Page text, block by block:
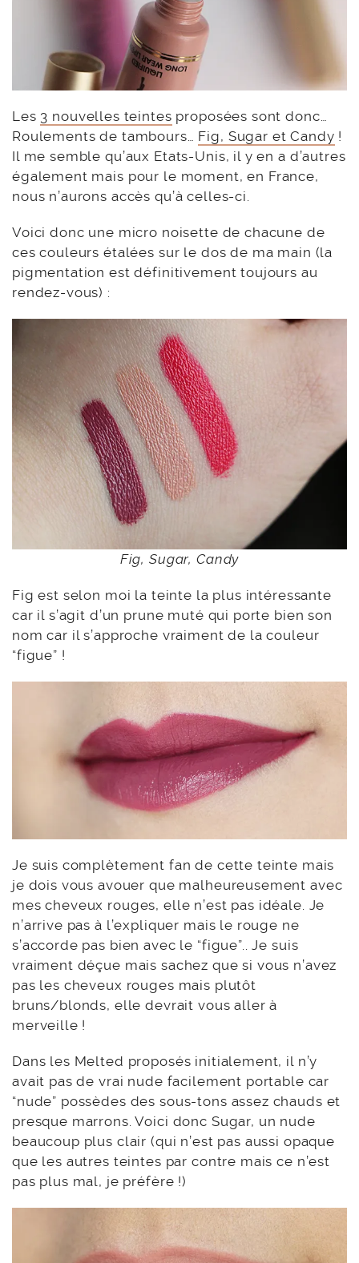
Les 3 nouvelles teintes proposées sont donc…
Roulements de tambours… Fig, Sugar et Candy !
Il me semble qu’aux Etats-Unis, il y en a d’autres
également mais pour le moment, en France,
nous n’aurons accès qu’à celles-ci.
Voici donc une micro noisette de chacune de
ces couleurs étalées sur le dos de ma main (la
pigmentation est définitivement toujours au
rendez-vous) :
Fig, Sugar, Candy
Fig est selon moi la teinte la plus intéressante
car il s’agit d’un prune muté qui porte bien son
nom car il s’approche vraiment de la couleur
“figue” !
Je suis complètement fan de cette teinte mais
je dois vous avouer que malheureusement avec
mes cheveux rouges, elle n’est pas idéale. Je
n’arrive pas à l’expliquer mais le rouge ne
s’accorde pas bien avec le “figue”.. Je suis
vraiment déçue mais sachez que si vous n’avez
pas les cheveux rouges mais plutôt
bruns/blonds, elle devrait vous aller à
merveille !
Dans les Melted proposés initialement, il n’y
avait pas de vrai nude facilement portable car
“nude” possèdes des sous-tons assez chauds et
presque marrons. Voici donc Sugar, un nude
beaucoup plus clair (qui n’est pas aussi opaque
que les autres teintes par contre mais ce n’est
pas plus mal, je préfère !)